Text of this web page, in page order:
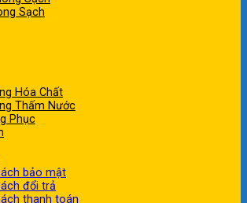
Sạch
Hóa Chất
Thấm Nước
Phục
bảo mật
đổi trả
thanh toán